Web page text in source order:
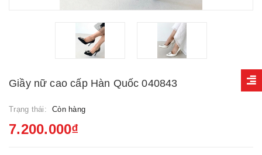
Giầy nữ cao cấp Hàn Quốc 040843
Trạng thái: Còn hàng
7.200.000₫